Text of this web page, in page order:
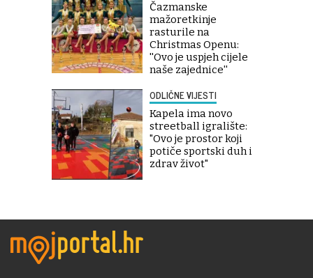
Čazmanske
mažoretkinje
rasturile na
Christmas Openu:
''Ovo je uspjeh cijele
naše zajednice''
ODLIČNE VIJESTI
Kapela ima novo
streetball igralište:
"Ovo je prostor koji
potiče sportski duh i
zdrav život"